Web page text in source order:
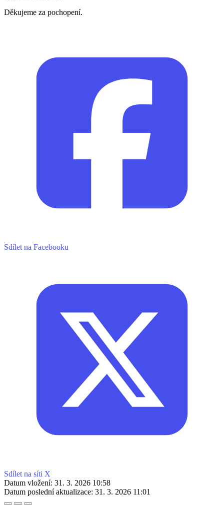
Děkujeme za pochopení.
Sdílet na Facebooku
Sdílet na síti X
Datum vložení: 31. 3. 2026 10:58
Datum poslední aktualizace: 31. 3. 2026 11:01